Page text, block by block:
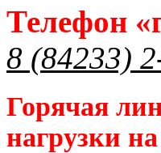
Телефон
8 (84233)
Горячая
нагрузки